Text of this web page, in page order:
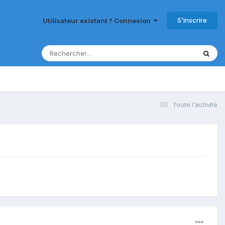
Utilisateur existant ? Connexion S’inscrire
Toute l’activité